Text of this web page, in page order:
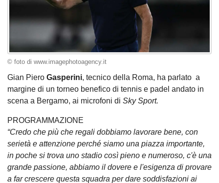
© foto di www.imagephotoagency.it
Gian Piero Gasperini, tecnico della Roma, ha parlato a
margine di un torneo benefico di tennis e padel andato in
scena a Bergamo, ai microfoni di Sky Sport.
PROGRAMMAZIONE
“Credo che più che regali dobbiamo lavorare bene, con
serietà e attenzione perché siamo una piazza importante,
in poche si trova uno stadio così pieno e numeroso, c'è una
grande passione, abbiamo il dovere e l'esigenza di provare
a far crescere questa squadra per dare soddisfazioni ai